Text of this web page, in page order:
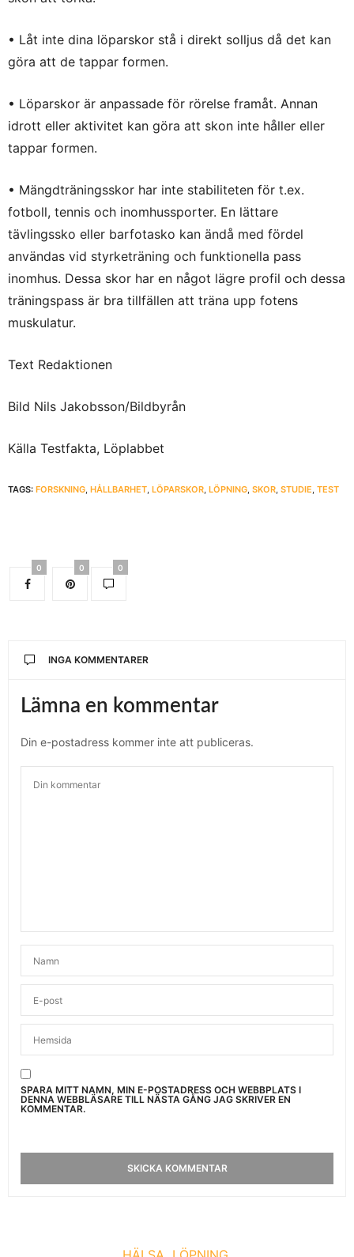
• Låt inte dina löparskor stå i direkt solljus då det kan
göra att de tappar formen.
• Löparskor är anpassade för rörelse framåt. Annan
idrott eller aktivitet kan göra att skon inte håller eller
tappar formen.
• Mängdträningsskor har inte stabiliteten för t.ex.
fotboll, tennis och inomhussporter. En lättare
tävlingssko eller barfotasko kan ändå med fördel
användas vid styrketräning och funktionella pass
inomhus. Dessa skor har en något lägre profil och dessa
träningspass är bra tillfällen att träna upp fotens
muskulatur.
Text Redaktionen
Bild Nils Jakobsson/Bildbyrån
Källa Testfakta, Löplabbet
TAGS: FORSKNING, HÅLLBARHET, LÖPARSKOR, LÖPNING, SKOR, STUDIE, TEST
0 0 0
INGA KOMMENTARER
Lämna en kommentar
Din e-postadress kommer inte att publiceras.
SPARA MITT NAMN, MIN E-POSTADRESS OCH WEBBPLATS I
DENNA WEBBLÄSARE TILL NÄSTA GÅNG JAG SKRIVER EN
KOMMENTAR.